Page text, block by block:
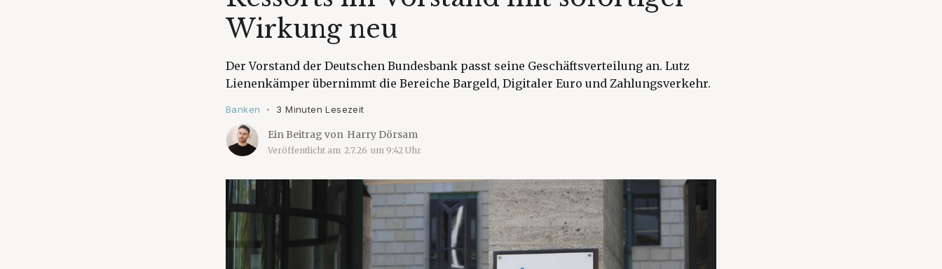
Wirkung neu
Der Vorstand der Deutschen Bundesbank passt seine Geschäftsverteilung an. Lutz
Lienenkämper übernimmt die Bereiche Bargeld, Digitaler Euro und Zahlungsverkehr.
Banken • 3 Minuten Lesezeit
Ein Beitrag von Harry Dörsam
Veröffentlicht am 2.7.26 um 9:42 Uhr